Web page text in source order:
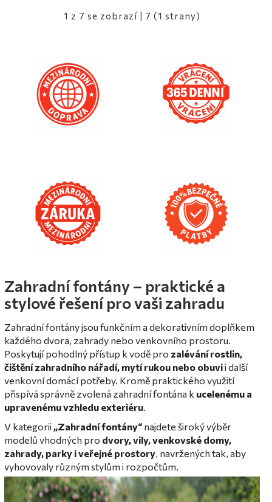
1 z 7 se zobrazí | 7 (1 strany)
Zahradní fontány – praktické a
stylové řešení pro vaši zahradu
Zahradní fontány jsou funkčním a dekorativním doplňkem
každého dvora, zahrady nebo venkovního prostoru.
Poskytují pohodlný přístup k vodě pro zalévání rostlin,
čištění zahradního nářadí, mytí rukou nebo obuvii další
venkovní domácí potřeby. Kromě praktického využití
přispívá správně zvolená zahradní fontána k ucelenému a
upravenému vzhledu exteriéru.
V kategorii „Zahradní fontány“ najdete široký výběr
modelů vhodných pro dvory, vily, venkovské domy,
zahrady, parky i veřejné prostory, navržených tak, aby
vyhovovaly různým stylům i rozpočtům.